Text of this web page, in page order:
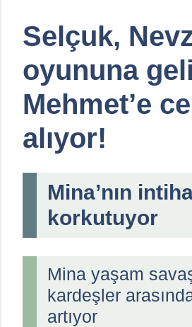
Selçuk,
oyununa
Mehmet’e
alıyor!
Mina’nın
korkutuyor
Mina yaşam
kardeşler
artıyor